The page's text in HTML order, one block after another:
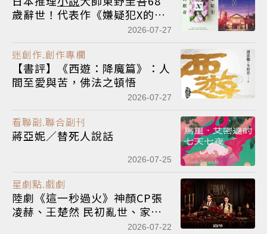
歲辭世！代表作《嫌疑犯X的獻
身》《解憂雜貨店》獲獎無數
2026-07-27
迷創作.創作專欄
【書評】《西遊：降魔篇》：人
間至愛與苦，佛法之頓悟
2026-07-27
看聯副.聯合副刊
蔣亞妮／替死人說話
2026-07-25
星劇點.戲劇
陸劇《這一秒過火》神顏CP張
凌赫、王楚然 民初亂世、家仇
國難也要大談禁忌叔嫂戀2026-07-22